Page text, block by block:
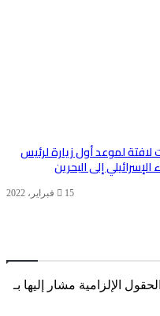
لافتة لموعد أول زيارة لرئيس
الإسرائيلي إلى البحرين
15 فبراير، 2022
الحقول الإلزامية مشار إليها بـ